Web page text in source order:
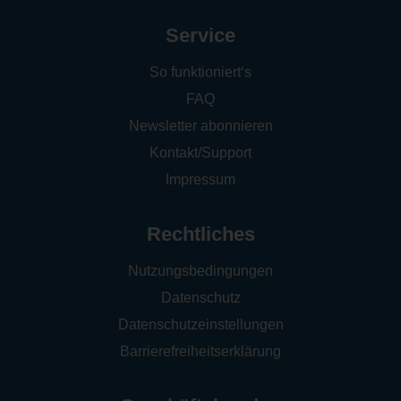
Service
So funktioniert‘s
FAQ
Newsletter abonnieren
Kontakt/Support
Impressum
Rechtliches
Nutzungsbedingungen
Datenschutz
Datenschutzeinstellungen
Barrierefreiheitserklärung